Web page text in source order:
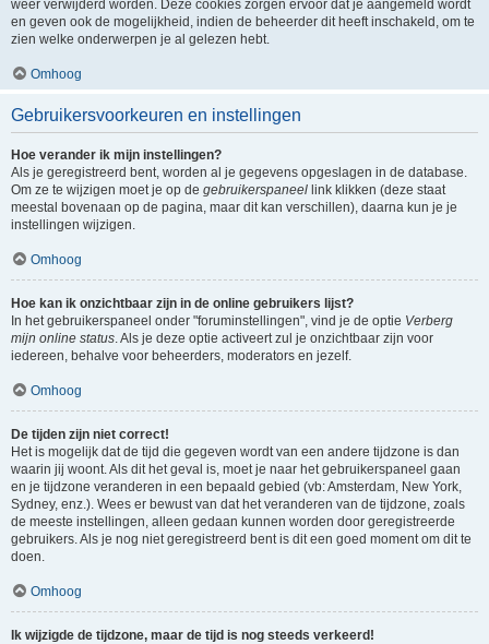
weer verwijderd worden. Deze cookies zorgen ervoor dat je aangemeld wordt
en geven ook de mogelijkheid, indien de beheerder dit heeft inschakeld, om te
zien welke onderwerpen je al gelezen hebt.
Omhoog
Gebruikersvoorkeuren en instellingen
Hoe verander ik mijn instellingen?
Als je geregistreerd bent, worden al je gegevens opgeslagen in de database.
Om ze te wijzigen moet je op de gebruikerspaneel link klikken (deze staat
meestal bovenaan op de pagina, maar dit kan verschillen), daarna kun je je
instellingen wijzigen.
Omhoog
Hoe kan ik onzichtbaar zijn in de online gebruikers lijst?
In het gebruikerspaneel onder "foruminstellingen", vind je de optie Verberg
mijn online status. Als je deze optie activeert zul je onzichtbaar zijn voor
iedereen, behalve voor beheerders, moderators en jezelf.
Omhoog
De tijden zijn niet correct!
Het is mogelijk dat de tijd die gegeven wordt van een andere tijdzone is dan
waarin jij woont. Als dit het geval is, moet je naar het gebruikerspaneel gaan
en je tijdzone veranderen in een bepaald gebied (vb: Amsterdam, New York,
Sydney, enz.). Wees er bewust van dat het veranderen van de tijdzone, zoals
de meeste instellingen, alleen gedaan kunnen worden door geregistreerde
gebruikers. Als je nog niet geregistreerd bent is dit een goed moment om dit te
doen.
Omhoog
Ik wijzigde de tijdzone, maar de tijd is nog steeds verkeerd!